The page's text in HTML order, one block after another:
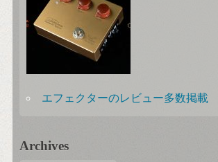
エフェクターのレビュー多数掲載
Archives